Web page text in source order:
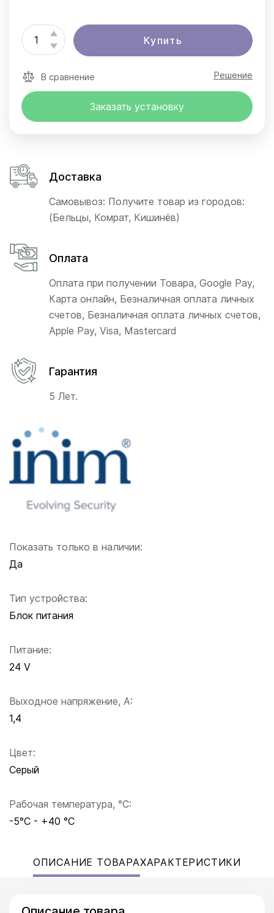
Показать только в наличии:
Да
Тип устройства:
Блок питания
Питание:
24 V
Выходное напряжение, А:
1,4
Цвет:
Серый
Рабочая температура, °C:
-5°C - +40 °C
Купить
В сравнение Решение
Заказать установку
Доставка
Самовывоз: Получите товар из городов:
(Бельцы, Комрат, Кишинёв)
Оплата
Оплата при получении Товара, Google Pay,
Карта онлайн, Безналичная оплата личных
счетов, Безналичная оплата личных счетов,
Apple Pay, Visa, Mastercard
Гарантия
5 Лет.
ОПИСАНИЕ ТОВАРАХАРАКТЕРИСТИКИ